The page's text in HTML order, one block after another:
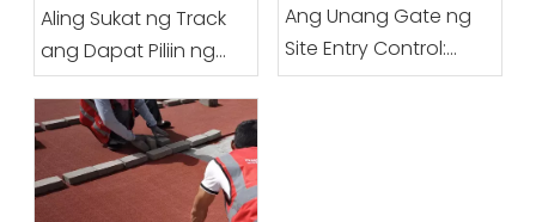
Aling Sukat ng Track
ang Dapat Piliin ng
Isang Paaralan?
Ang Unang Gate ng
Site Entry Control:
Isang Kumpletong